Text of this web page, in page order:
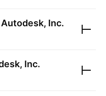
Autodesk, Inc.
Inc.